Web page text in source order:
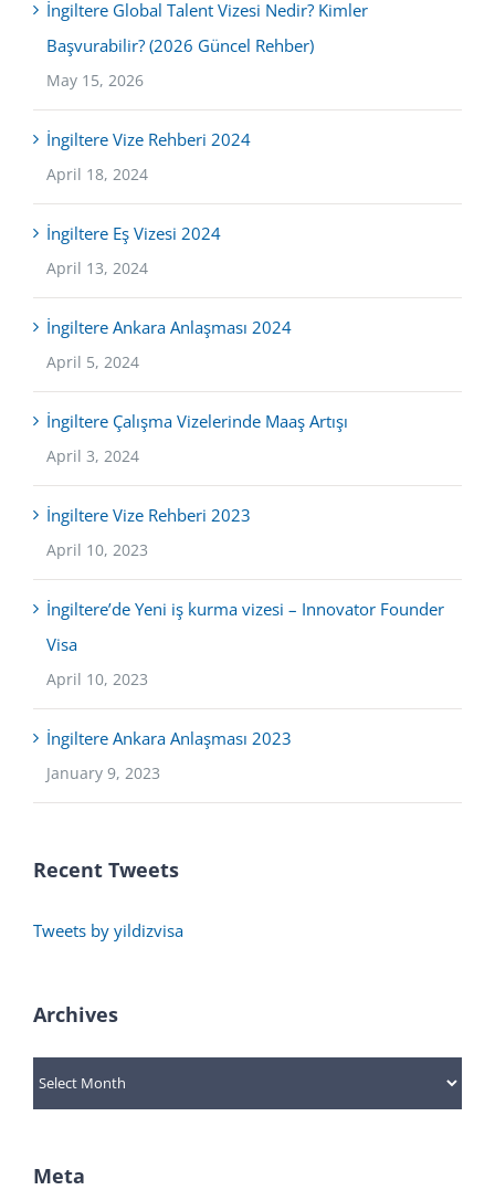
İngiltere Global Talent Vizesi Nedir? Kimler
Başvurabilir? (2026 Güncel Rehber)
May 15, 2026
İngiltere Vize Rehberi 2024
April 18, 2024
İngiltere Eş Vizesi 2024
April 13, 2024
İngiltere Ankara Anlaşması 2024
April 5, 2024
İngiltere Çalışma Vizelerinde Maaş Artışı
April 3, 2024
İngiltere Vize Rehberi 2023
April 10, 2023
İngiltere’de Yeni iş kurma vizesi – Innovator Founder
Visa
April 10, 2023
İngiltere Ankara Anlaşması 2023
January 9, 2023
Recent Tweets
Tweets by yildizvisa
Archives
Archives
Meta